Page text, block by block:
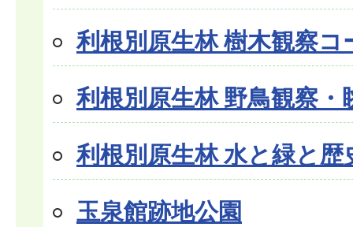
利根別原生林 樹木観察コ
利根別原生林 野鳥観察・
利根別原生林 水と緑と
玉泉館跡地公園